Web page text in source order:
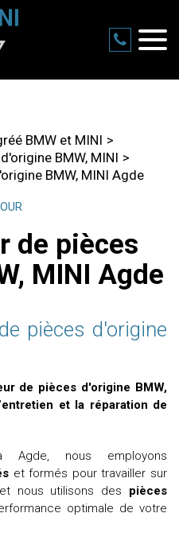
BMW et MINI
BMW, MINI
BMW, MINI Agde
de pièces
MINI Agde
pièces d'origine
de pièces d'origine BMW,
entretien et la réparation de
nous employons
et formés pour travailler sur
nous utilisons des pièces
optimale de votre